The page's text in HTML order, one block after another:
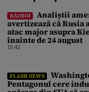
RĂZBOI
Analiștii
avertizează că Rusia
atac major asupra
înainte de 24 august
15:42
FLASH NEWS
Pentagonul cere